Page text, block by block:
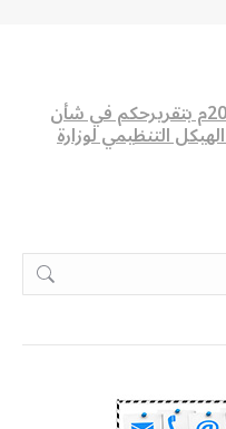
قرار مجلس الوزراء رقم 4 لسنة 2016م بتقريرحكم في شأن
بأعتماد الهيكل التنظيمي لوزارة